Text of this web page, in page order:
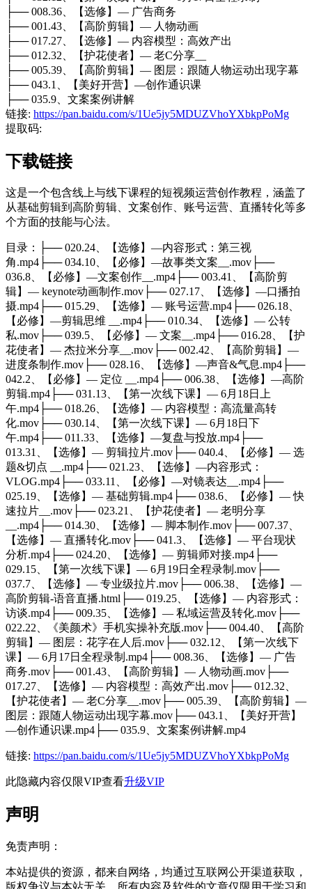
├── 008.36、【选修】— 广告商务
├── 001.43、【高阶剪辑】— 人物动画
├── 017.27、【选修】— 内容模型：高效产出
├── 012.32、【护花使者】— 老C分享__
├── 005.39、【高阶剪辑】— 图层：跟随人物运动出现字幕
├── 043.1、【美好开营】—创作通识课
├── 035.9、文案案例讲解
链接: https://pan.baidu.com/s/1Ue5jy5MDUZVhoYXbkpPoMg
提取码:
下载链接
这是一个包含线上与线下课程的短视频运营创作教程，涵盖了
从基础剪辑到高阶剪辑、文案创作、账号运营、直播转化等多
个方面的技能与心法。
目录：├── 020.24、【选修】—内容形式：第三视
角.mp4├── 034.10、【必修】—故事类文案__.mov├──
036.8、【必修】—文案创作__.mp4├── 003.41、【高阶剪
辑】— keynote动画制作.mov├── 027.17、【选修】—口播拍
摄.mp4├── 015.29、【选修】— 账号运营.mp4├── 026.18、
【必修】—剪辑思维 __.mp4├── 010.34、【选修】— 公转
私.mov├── 039.5、【必修】— 文案__.mp4├── 016.28、【护
花使者】— 杰拉米分享__.mov├── 002.42、【高阶剪辑】—
进度条制作.mov├── 028.16、【选修】—声音&气息.mp4├──
042.2、【必修】— 定位 __.mp4├── 006.38、【选修】—高阶
剪辑.mp4├── 031.13、【第一次线下课】— 6月18日上
午.mp4├── 018.26、【选修】— 内容模型：高流量高转
化.mov├── 030.14、【第一次线下课】— 6月18日下
午.mp4├── 011.33、【选修】—复盘与投放.mp4├──
013.31、【选修】— 剪辑拉片.mov├── 040.4、【必修】— 选
题&切点 __.mp4├── 021.23、【选修】—内容形式：
VLOG.mp4├── 033.11、【必修】—对镜表达__.mp4├──
025.19、【选修】— 基础剪辑.mp4├── 038.6、【必修】— 快
速拉片__.mov├── 023.21、【护花使者】— 老明分享
__.mp4├── 014.30、【选修】— 脚本制作.mov├── 007.37、
【选修】— 直播转化.mov├── 041.3、【选修】— 平台现状
分析.mp4├── 024.20、【选修】— 剪辑师对接.mp4├──
029.15、【第一次线下课】— 6月19日全程录制.mov├──
037.7、【选修】— 专业级拉片.mov├── 006.38、【选修】—
高阶剪辑-语音直播.html├── 019.25、【选修】— 内容形式：
访谈.mp4├── 009.35、【选修】— 私域运营及转化.mov├──
022.22、《美颜术》手机实操补充版.mov├── 004.40、【高阶
剪辑】— 图层：花字在人后.mov├── 032.12、【第一次线下
课】— 6月17日全程录制.mp4├── 008.36、【选修】— 广告
商务.mov├── 001.43、【高阶剪辑】— 人物动画.mov├──
017.27、【选修】— 内容模型：高效产出.mov├── 012.32、
【护花使者】— 老C分享__.mov├── 005.39、【高阶剪辑】—
图层：跟随人物运动出现字幕.mov├── 043.1、【美好开营】
—创作通识课.mp4├── 035.9、文案案例讲解.mp4
链接: https://pan.baidu.com/s/1Ue5jy5MDUZVhoYXbkpPoMg
此隐藏内容仅限VIP查看升级VIP
声明
免责声明：
本站提供的资源，都来自网络，均通过互联网公开渠道获取，